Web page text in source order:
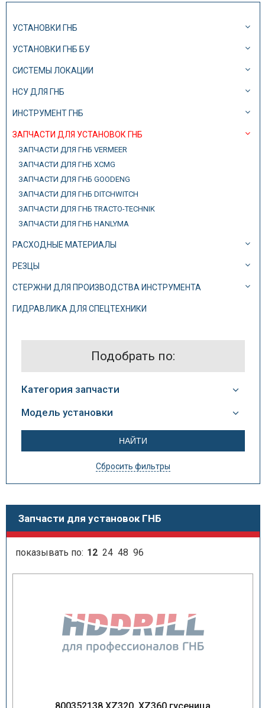
УСТАНОВКИ ГНБ
УСТАНОВКИ ГНБ БУ
СИСТЕМЫ ЛОКАЦИИ
НСУ ДЛЯ ГНБ
ИНСТРУМЕНТ ГНБ
ЗАПЧАСТИ ДЛЯ УСТАНОВОК ГНБ
ЗАПЧАСТИ ДЛЯ ГНБ VERMEER
ЗАПЧАСТИ ДЛЯ ГНБ XCMG
ЗАПЧАСТИ ДЛЯ ГНБ GOODENG
ЗАПЧАСТИ ДЛЯ ГНБ DITCHWITCH
ЗАПЧАСТИ ДЛЯ ГНБ TRACTO-TECHNIK
ЗАПЧАСТИ ДЛЯ ГНБ HANLYMA
РАСХОДНЫЕ МАТЕРИАЛЫ
РЕЗЦЫ
СТЕРЖНИ ДЛЯ ПРОИЗВОДСТВА ИНСТРУМЕНТА
ГИДРАВЛИКА ДЛЯ СПЕЦТЕХНИКИ
Подобрать по:
Категория запчасти
Модель установки
Сбросить фильтры
Запчасти для установок ГНБ
показывать по: 12 24 48 96